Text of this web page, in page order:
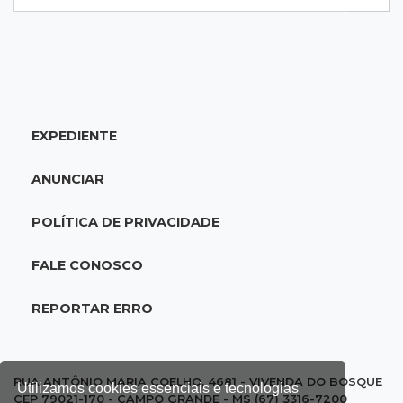
Utilizamos cookies essenciais e tecnologias
20:06Balcão de empregos
abertas em 114 funções
19:47Festival do Sobá
Em visita à Feira Central, Riedel volta a
futuro do jogo do bicho no País
EXPEDIENTE
ANUNCIAR
POLÍTICA DE PRIVACIDADE
FALE CONOSCO
REPORTAR ERRO
RUA ANTÔNIO MARIA COELHO, 4681 - VIVENDA DO BOSQUE
CEP 79021-170 - CAMPO GRANDE - MS (67) 3316-7200